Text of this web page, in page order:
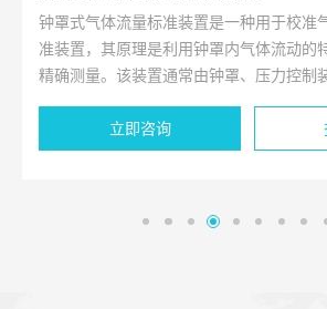
钟罩式气体流量标准装置是一种用于校准
准装置，其原理是利用钟罩内气体流动的
精确测量。该装置通常由钟罩、压力控制
置、流量测量装置等部分组成，能够提供
流量标准。立即咨询